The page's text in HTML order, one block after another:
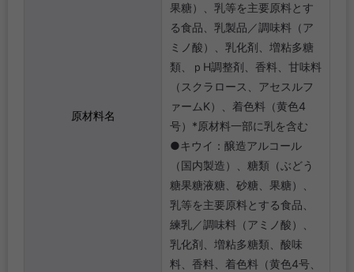
原材料名
果糖）、乳等を主要原料とす
る食品、乳製品／調味料（ア
ミノ酸）、乳化剤、増粘多糖
類、ｐH調整剤、香料、甘味料
（スクラロース、アセスルフ
ァームK）、着色料（黄色4
号）*原材料一部に乳を含む
●キウイ：醸造アルコール
（国内製造）、糖類（ぶどう
糖果糖液糖、砂糖、果糖）、
乳等を主要原料とする食品、
練乳／調味料（アミノ酸）、
乳化剤、増粘多糖類、酸味
料、香料、着色料（黄色4号、